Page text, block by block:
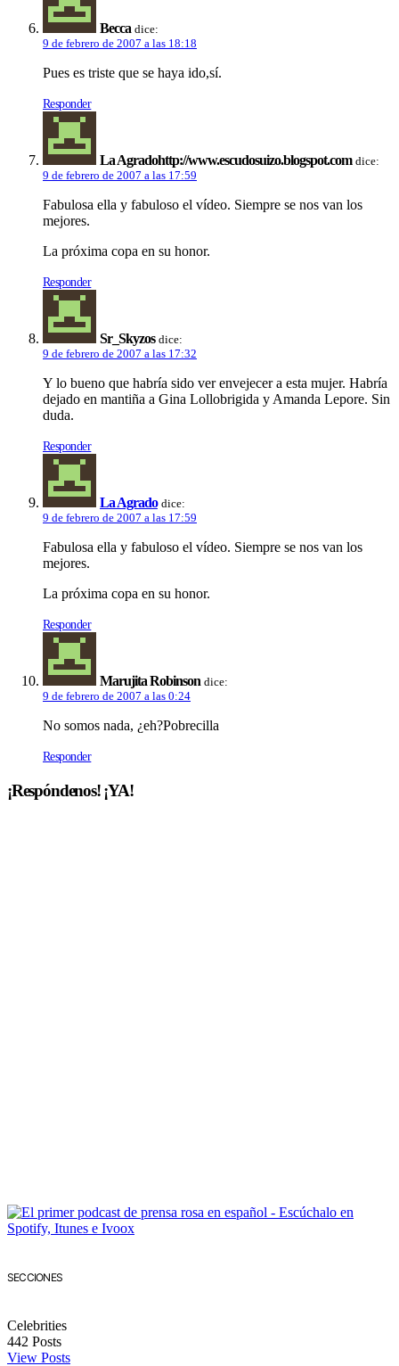
Becca dice:
9 de febrero de 2007 a las 18:18
Pues es triste que se haya ido,sí.
Responder
La Agradohttp://www.escudosuizo.blogspot.com dice:
9 de febrero de 2007 a las 17:59
Fabulosa ella y fabuloso el vídeo. Siempre se nos van los
mejores.
La próxima copa en su honor.
Responder
Sr_Skyzos dice:
9 de febrero de 2007 a las 17:32
Y lo bueno que habría sido ver envejecer a esta mujer. Habría
dejado en mantiña a Gina Lollobrigida y Amanda Lepore. Sin
duda.
Responder
La Agrado dice:
9 de febrero de 2007 a las 17:59
Fabulosa ella y fabuloso el ví­deo. Siempre se nos van los
mejores.
La próxima copa en su honor.
Responder
Marujita Robinson dice:
9 de febrero de 2007 a las 0:24
No somos nada, ¿eh?Pobrecilla
Responder
¡Respóndenos! ¡YA!
SECCIONES
Celebrities
442 Posts
View Posts